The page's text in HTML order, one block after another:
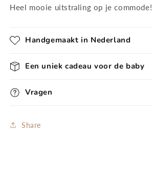
Heel mooie uitstraling op je commode!
Handgemaakt in Nederland
Een uniek cadeau voor de baby
Vragen
Share